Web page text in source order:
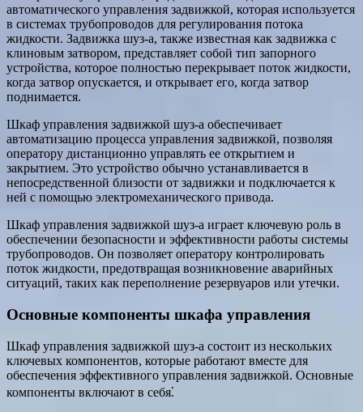
автоматического управления задвижкой, которая используется
в системах трубопроводов для регулирования потока
жидкости. Задвижка шуз-а, также известная как задвижка с
клиновым затвором, представляет собой тип запорного
устройства, которое полностью перекрывает поток жидкости,
когда затвор опускается, и открывает его, когда затвор
поднимается.
Шкаф управления задвижкой шуз-а обеспечивает
автоматизацию процесса управления задвижкой, позволяя
оператору дистанционно управлять ее открытием и
закрытием. Это устройство обычно устанавливается в
непосредственной близости от задвижки и подключается к
ней с помощью электромеханического привода.
Шкаф управления задвижкой шуз-а играет ключевую роль в
обеспечении безопасности и эффективности работы системы
трубопроводов. Он позволяет оператору контролировать
поток жидкости, предотвращая возникновение аварийных
ситуаций, таких как переполнение резервуаров или утечки.
Основные компоненты шкафа управления
Шкаф управления задвижкой шуз-а состоит из нескольких
ключевых компонентов, которые работают вместе для
обеспечения эффективного управления задвижкой. Основные
компоненты включают в себя⁚